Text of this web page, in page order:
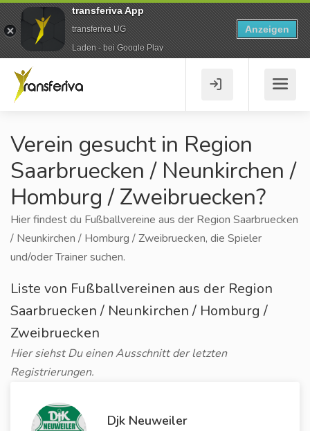
Verein gesucht in Region
Saarbruecken / Neunkirchen /
Homburg / Zweibruecken?
Hier findest du Fußballvereine aus der Region Saarbruecken
/ Neunkirchen / Homburg / Zweibruecken, die Spieler
und/oder Trainer suchen.
Liste von Fußballvereinen aus der Region
Saarbruecken / Neunkirchen / Homburg /
Zweibruecken
Hier siehst Du einen Ausschnitt der letzten
Registrierungen.
Djk Neuweiler
transferiva App
transferiva UG
Laden - bei Google Play
Anzeigen